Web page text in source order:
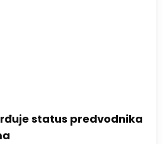
status predvodnika